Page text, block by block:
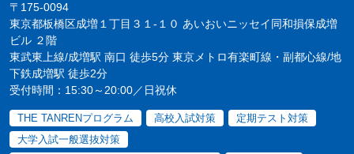
〒175-0094
東京都板橋区成増１丁目３１-１０ あいおいニッセイ同和損保成増
ビル ２階
東武東上線/成増駅 南口 徒歩5分 東京メトロ有楽町線・副都心線/地
下鉄成増駅 徒歩2分
受付時間：15:30～20:00／日祝休
THE TANRENプログラム 高校入試対策
定期テスト対策
大学入試一般選抜対策